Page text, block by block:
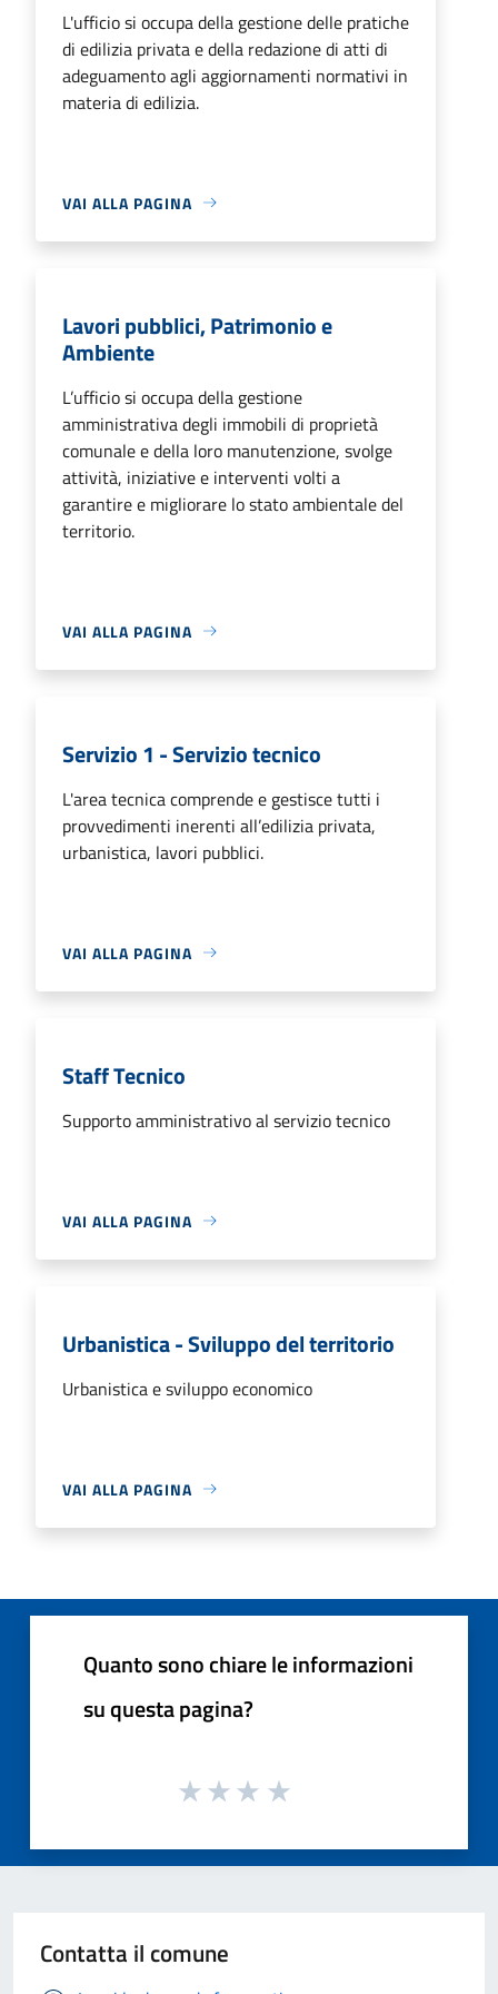
L'ufficio si occupa della gestione delle pratiche
di edilizia privata e della redazione di atti di
adeguamento agli aggiornamenti normativi in
materia di edilizia.
VAI ALLA PAGINA
Lavori pubblici, Patrimonio e
Ambiente
L’ufficio si occupa della gestione
amministrativa degli immobili di proprietà
comunale e della loro manutenzione, svolge
attività, iniziative e interventi volti a
garantire e migliorare lo stato ambientale del
territorio.
VAI ALLA PAGINA
Servizio 1 - Servizio tecnico
L'area tecnica comprende e gestisce tutti i
provvedimenti inerenti all’edilizia privata,
urbanistica, lavori pubblici.
VAI ALLA PAGINA
Staff Tecnico
Supporto amministrativo al servizio tecnico
VAI ALLA PAGINA
Urbanistica - Sviluppo del territorio
Urbanistica e sviluppo economico
VAI ALLA PAGINA
Quanto sono chiare le informazioni
su questa pagina?
Contatta il comune